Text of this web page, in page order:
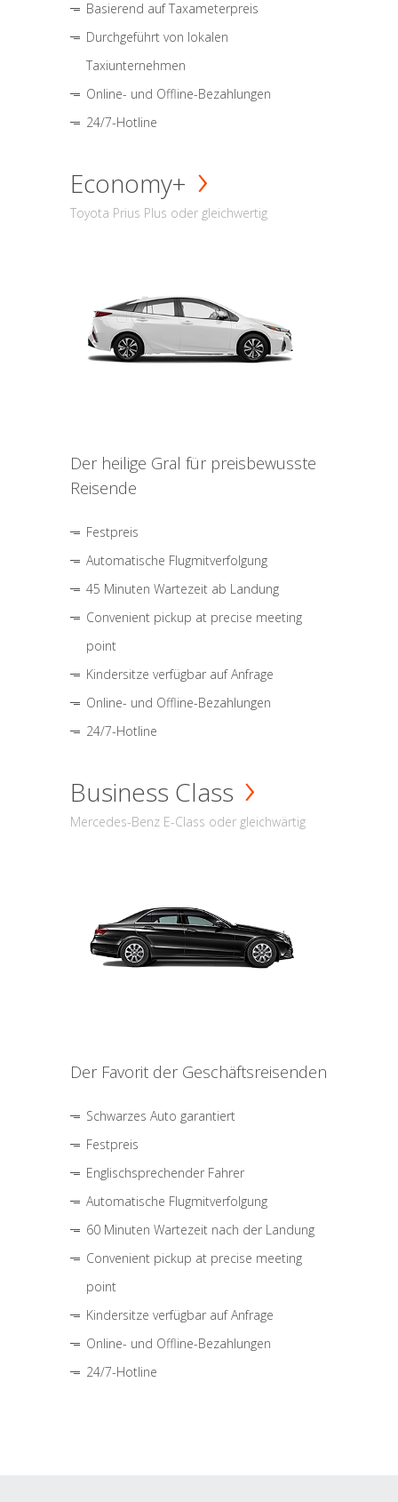
Basierend auf Taxameterpreis
Durchgeführt von lokalen
Taxiunternehmen
Online- und Offline-Bezahlungen
24/7-Hotline
Economy+
Toyota Prius Plus oder gleichwertig
Der heilige Gral für preisbewusste
Reisende
Festpreis
Automatische Flugmitverfolgung
45 Minuten Wartezeit ab Landung
Convenient pickup at precise meeting
point
Kindersitze verfügbar auf Anfrage
Online- und Offline-Bezahlungen
24/7-Hotline
Business Class
Mercedes-Benz E-Class oder gleichwärtig
Der Favorit der Geschäftsreisenden
Schwarzes Auto garantiert
Festpreis
Englischsprechender Fahrer
Automatische Flugmitverfolgung
60 Minuten Wartezeit nach der Landung
Convenient pickup at precise meeting
point
Kindersitze verfügbar auf Anfrage
Online- und Offline-Bezahlungen
24/7-Hotline